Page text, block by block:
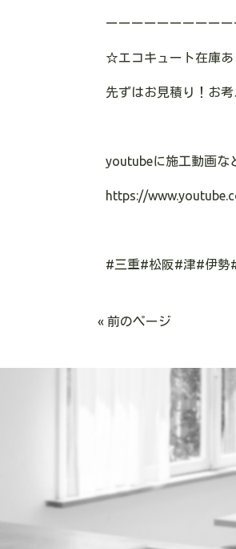
ーーーーーーーーー
☆エコキュート在庫
先ずはお見積り！お
youtubeに施工動画な
https://
#三重#松阪#津#伊勢
« 前のページ